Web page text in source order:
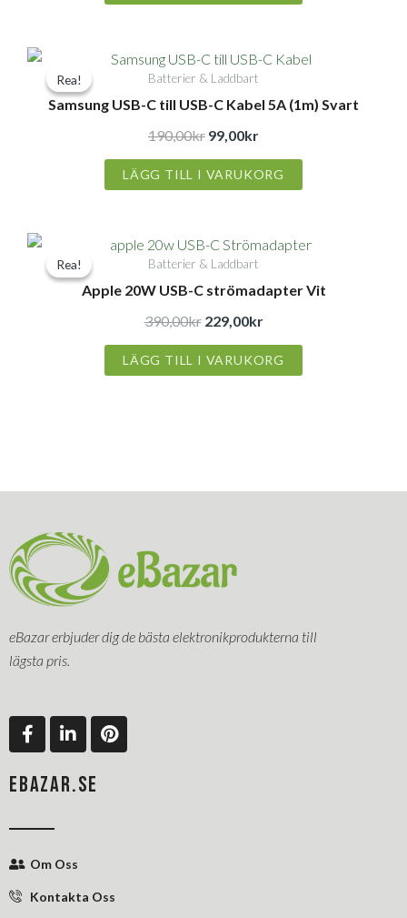
Rea!
Rea! Batterier & Laddbart
Samsung USB-C till USB-C Kabel 5A (1m) Svart
190,00kr
Det
ursprungliga
priset
var:
99,00kr
Det
priset
LÄGG TILL I VARUKORG
Rea!
Rea! Batterier & Laddbart
Apple 20W USB-C strömadapter Vit
390,00kr
Det
ursprungliga
priset
var:
229,00kr
Det
priset
LÄGG TILL I VARUKORG
eBazar erbjuder dig de bästa elektronikprodukterna till
lägsta pris.
F
a
e
b
o
-
f
L
i
k
e
-
i
n
P
i
EBAZAR.SE
Om Oss
Kontakta Oss